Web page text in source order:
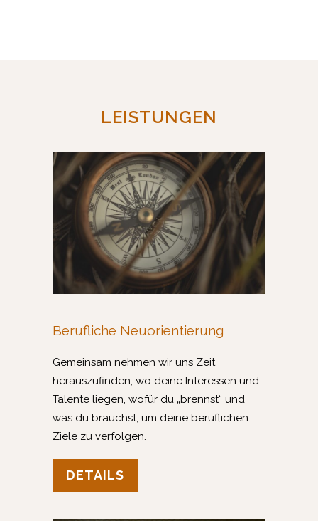
LEISTUNGEN
Berufliche Neuorientierung
Gemeinsam nehmen wir uns Zeit
herauszufinden, wo deine Interessen und
Talente liegen, wofür du „brennst“ und
was du brauchst, um deine beruflichen
Ziele zu verfolgen.
DETAILS